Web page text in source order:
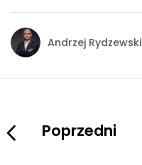
Andrzej Rydzewski
Poprzedni